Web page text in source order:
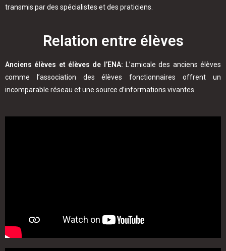
transmis par des spécialistes et des praticiens.
Relation entre élèves
Anciens élèves et élèves de l’ENA: L’amicale des anciens élèves
comme l’association des élèves fonctionnaires offrent un
incomparable réseau et une source d’informations vivantes.